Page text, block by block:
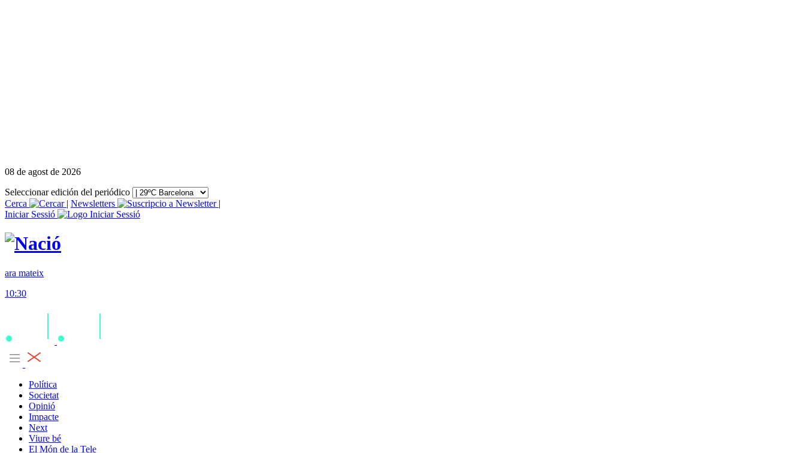
08 de agost de 2026
Seleccionar edición del periódico
Cerca
| Newsletters
|
Iniciar Sessió
ara mateix
10:30
Política
Societat
Opinió
Impacte
Next
Viure bé
El Món de la Tele